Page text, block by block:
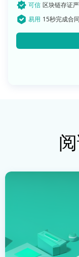
可信 区块链存证
易用 15秒完成合